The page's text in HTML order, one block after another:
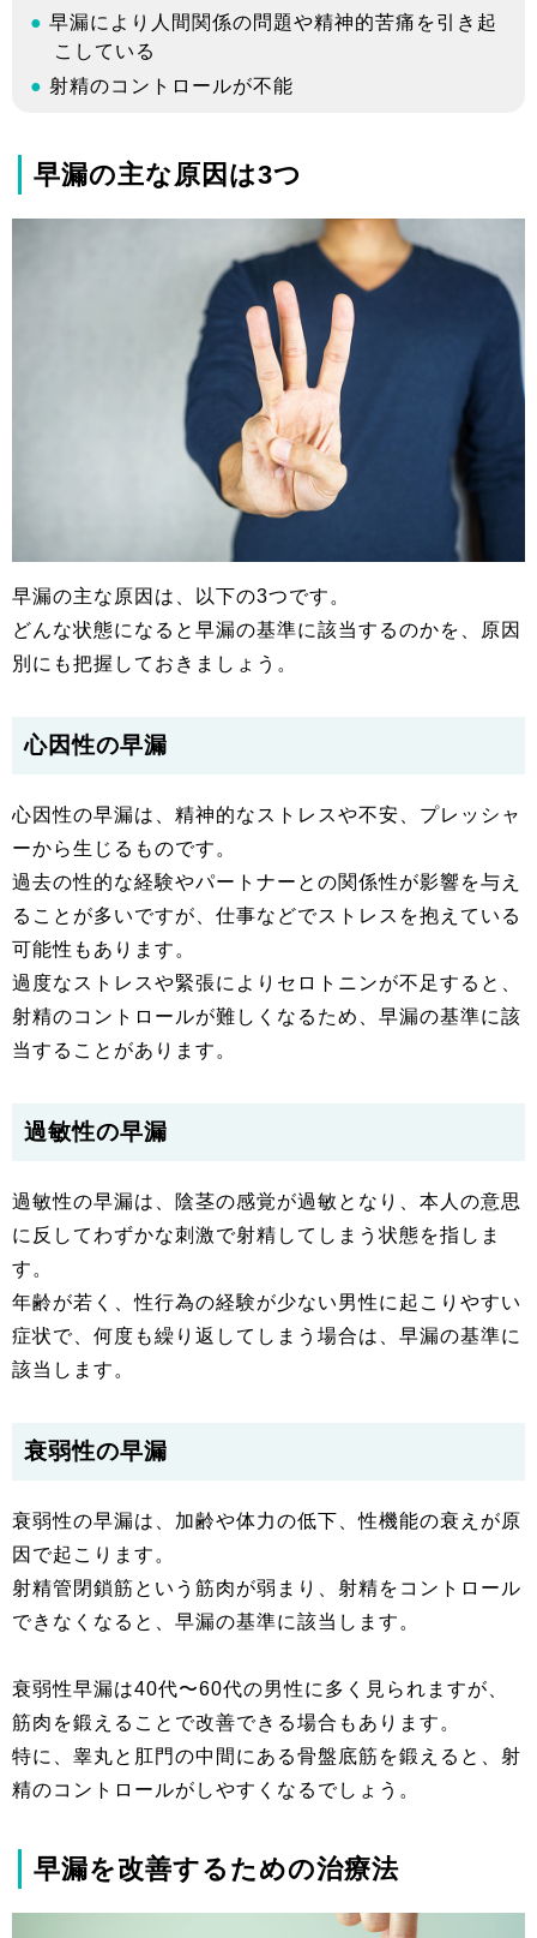
早漏により人間関係の問題や精神的苦痛を引き起
こしている
射精のコントロールが不能
早漏の主な原因は3つ
早漏の主な原因は、以下の3つです。
どんな状態になると早漏の基準に該当するのかを、原因
別にも把握しておきましょう。
心因性の早漏
心因性の早漏は、精神的なストレスや不安、プレッシャ
ーから生じるものです。
過去の性的な経験やパートナーとの関係性が影響を与え
ることが多いですが、仕事などでストレスを抱えている
可能性もあります。
過度なストレスや緊張によりセロトニンが不足すると、
射精のコントロールが難しくなるため、早漏の基準に該
当することがあります。
過敏性の早漏
過敏性の早漏は、陰茎の感覚が過敏となり、本人の意思
に反してわずかな刺激で射精してしまう状態を指しま
す。
年齢が若く、性行為の経験が少ない男性に起こりやすい
症状で、何度も繰り返してしまう場合は、早漏の基準に
該当します。
衰弱性の早漏
衰弱性の早漏は、加齢や体力の低下、性機能の衰えが原
因で起こります。
射精管閉鎖筋という筋肉が弱まり、射精をコントロール
できなくなると、早漏の基準に該当します。
衰弱性早漏は40代〜60代の男性に多く見られますが、
筋肉を鍛えることで改善できる場合もあります。
特に、睾丸と肛門の中間にある骨盤底筋を鍛えると、射
精のコントロールがしやすくなるでしょう。
早漏を改善するための治療法